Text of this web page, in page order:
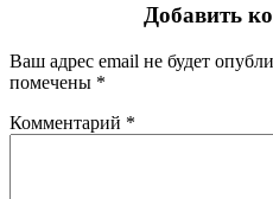
Добавить
Ваш адрес email не будет
помечены *
Комментарий *